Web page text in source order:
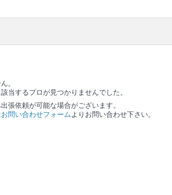
。
当するプロが見つかりませんでした。
張依頼が可能な場合がございます。
お問い合わせフォームよりお問い合わせ下さい。